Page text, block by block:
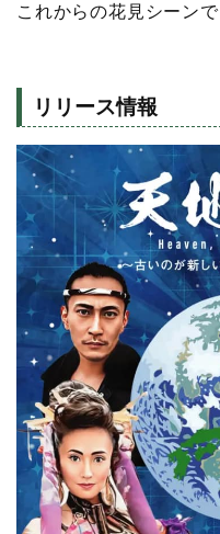
これからの花見シーン
リリース情報